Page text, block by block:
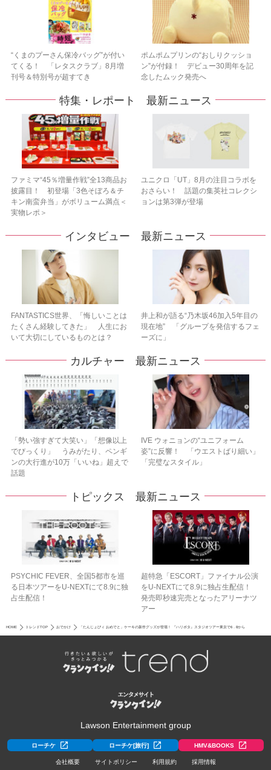
“くまのプーさん保冷バッグ”が付い
てくる！ 「レタスクラブ」8月増
刊号＆特別号が超すてき
ポムポムプリンの“おしりクッショ
ン”が付録！ デビュー30周年を記
念したムック発売へ
特集・レポート 最新ニュース
ファミマ“45％増量作戦”全13商品お
披露目！ 初登場「3色そぼろ＆チ
キン南蛮弁当」がボリューム満点＜
実物レポ＞
ユニクロ「UT」8月の注目コラボを
おさらい！ 話題の集英社コレクシ
ョンは第3弾が登場
インタビュー 最新ニュース
FANTASTICS世界、「悔しいことは
たくさん経験してきた」 人生にお
いて大切にしているものとは？
井上和が語る“乃木坂46加入5年目の
現在地” 「グループを発信するフェ
ーズに」
カルチャー 最新ニュース
「勢い強すぎて大笑い」「想像以上
でびっくり」 うみがたり、ペンギ
ンの大行進が10万「いいね」超えで
話題
IVE ウォニョンの“ユニフォーム
姿”に反響！ 「ウエストばり細い」
「完璧なスタイル」
トピックス 最新ニュース
PSYCHIC FEVER、全国5都市を巡
る日本ツアーをU‐NEXTにて8.9に独
占生配信！
超特急「ESCORT」ファイナル公演
をU-NEXTにて8.9に独占生配信！
発売即秒速完売となったアリーナツ
アー
HOME トレンドTOP おでかけ 「たんじょびィ おめでと」ケーキの新作グッズが登場！ 『ハリポタ』スタジオツアー東京で6．8から
Lawson Entertainment group
ローチケ ローチケ[旅行] HMV&BOOKS
会社概要 サイトポリシー 利用規約 採用情報